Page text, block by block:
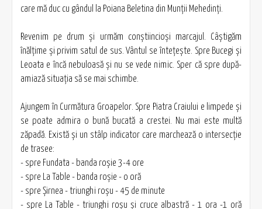
care mă duc cu gândul la Poiana Beletina din Munţii Mehedinţi.
Revenim pe drum şi urmăm conştiincioşi marcajul. Câştigăm
înălţime şi privim satul de sus. Vântul se înteţeşte. Spre Bucegi şi
Leoata e încă nebuloasă şi nu se vede nimic. Sper că spre după-
amiază situaţia să se mai schimbe.
Ajungem în Curmătura Groapelor. Spre Piatra Craiului e limpede şi
se poate admira o bună bucată a crestei. Nu mai este multă
zăpadă. Există şi un stâlp indicator care marchează o intersecţie
de trasee:
- spre Fundata - banda roşie 3-4 ore
- spre La Table - banda roşie - o oră
- spre Șirnea - triunghi roşu - 45 de minute
- spre La Table - triunghi roşu şi cruce albastră - 1 ora -1 oră